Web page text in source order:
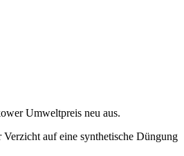
Umweltpreis neu aus.
auf eine synthetische Düngung